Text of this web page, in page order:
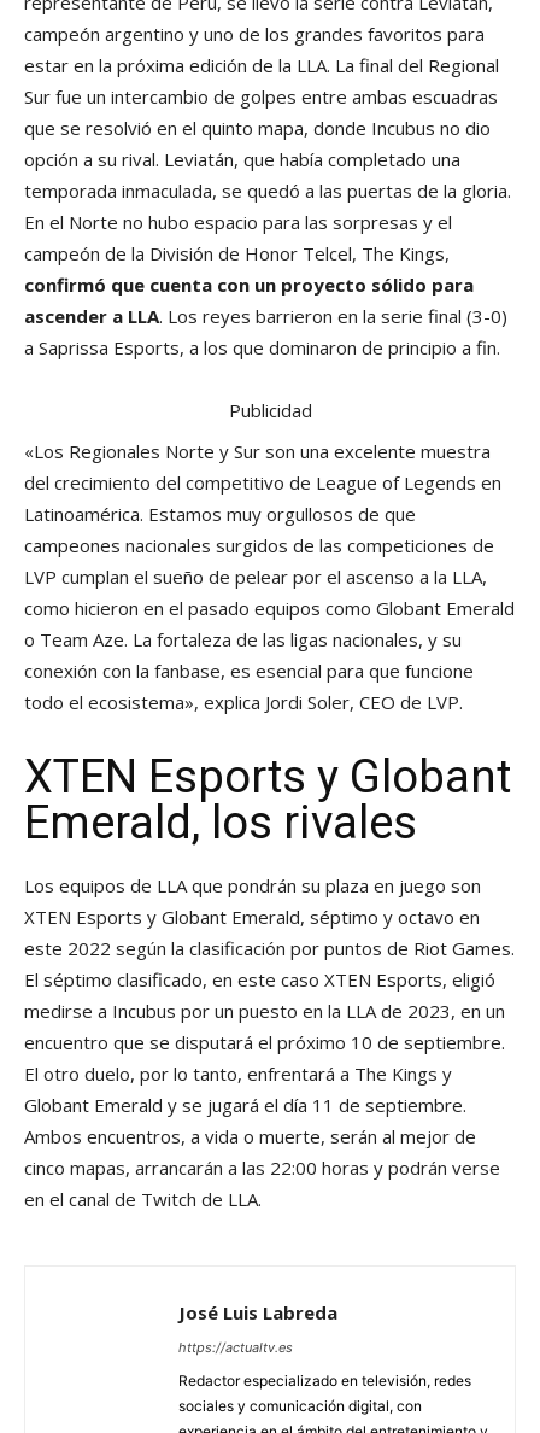
campeón argentino y uno de los grandes favoritos para
estar en la próxima edición de la LLA. La final del Regional
Sur fue un intercambio de golpes entre ambas escuadras
que se resolvió en el quinto mapa, donde Incubus no dio
opción a su rival. Leviatán, que había completado una
temporada inmaculada, se quedó a las puertas de la gloria.
En el Norte no hubo espacio para las sorpresas y el
campeón de la División de Honor Telcel, The Kings,
confirmó que cuenta con un proyecto sólido para
ascender a LLA. Los reyes barrieron en la serie final (3-0)
a Saprissa Esports, a los que dominaron de principio a fin.
Publicidad
«Los Regionales Norte y Sur son una excelente muestra
del crecimiento del competitivo de League of Legends en
Latinoamérica. Estamos muy orgullosos de que
campeones nacionales surgidos de las competiciones de
LVP cumplan el sueño de pelear por el ascenso a la LLA,
como hicieron en el pasado equipos como Globant Emerald
o Team Aze. La fortaleza de las ligas nacionales, y su
conexión con la fanbase, es esencial para que funcione
todo el ecosistema», explica Jordi Soler, CEO de LVP.
XTEN Esports y Globant
Emerald, los rivales
Los equipos de LLA que pondrán su plaza en juego son
XTEN Esports y Globant Emerald, séptimo y octavo en
este 2022 según la clasificación por puntos de Riot Games.
El séptimo clasificado, en este caso XTEN Esports, eligió
medirse a Incubus por un puesto en la LLA de 2023, en un
encuentro que se disputará el próximo 10 de septiembre.
El otro duelo, por lo tanto, enfrentará a The Kings y
Globant Emerald y se jugará el día 11 de septiembre.
Ambos encuentros, a vida o muerte, serán al mejor de
cinco mapas, arrancarán a las 22:00 horas y podrán verse
en el canal de Twitch de LLA.
José Luis Labreda
https://actualtv.es
Redactor especializado en televisión, redes
sociales y comunicación digital, con